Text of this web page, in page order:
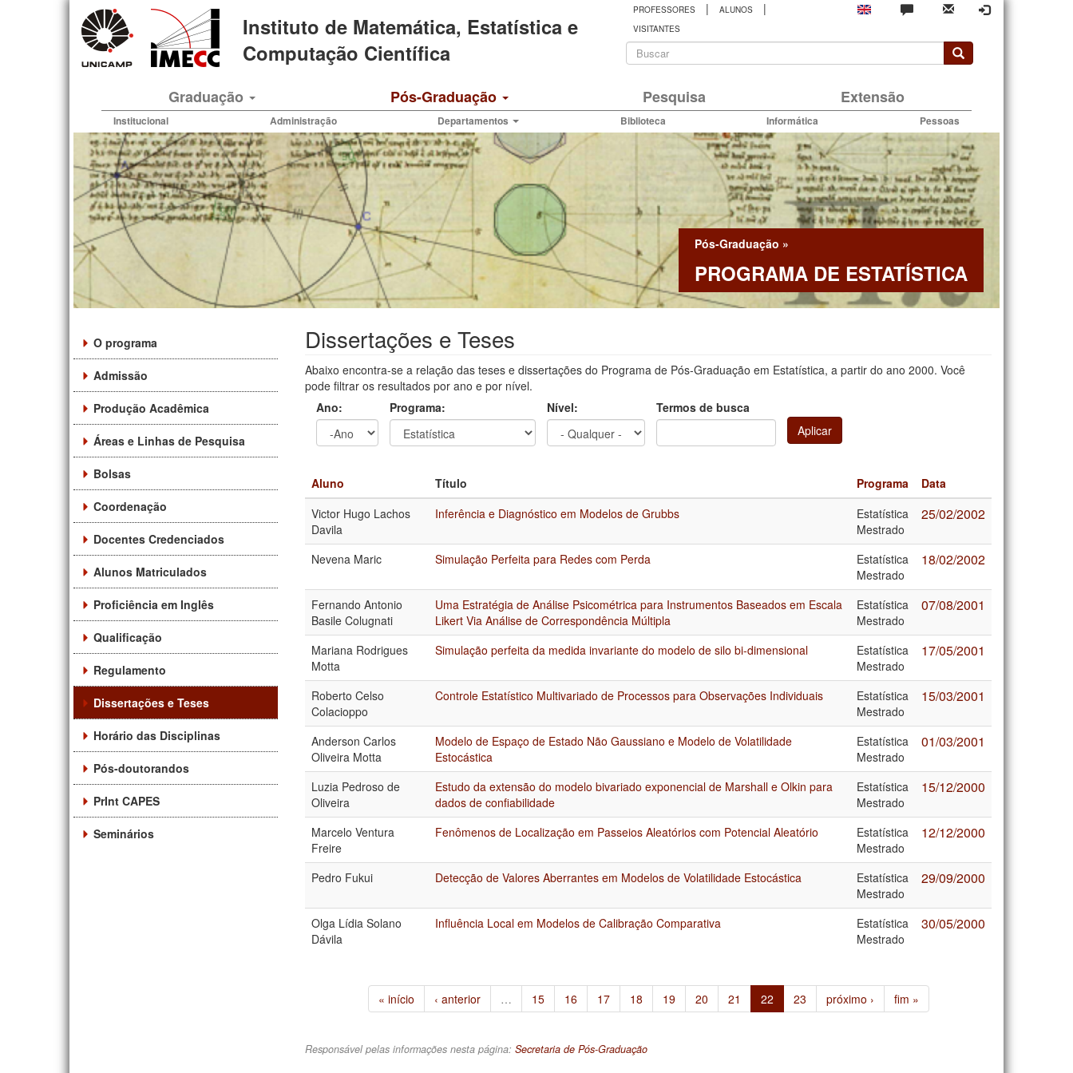
Instituto de Matemática, Estatística e
Computação Científica
PROFESSORES | ALUNOS |
VISITANTES
Formulário
busca
Graduação Pós-Graduação Pesquisa Extensão
Institucional Administração Departamentos Biblioteca Informática Pessoas
Pós-Graduação »
PROGRAMA DE ESTATÍSTICA
O programa
Admissão
Produção Acadêmica
Áreas e Linhas de Pesquisa
Bolsas
Coordenação
Docentes Credenciados
Alunos Matriculados
Proficiência em Inglês
Qualificação
Regulamento
Dissertações e Teses
Horário das Disciplinas
Pós-doutorandos
PrInt CAPES
Seminários
Dissertações e Teses
Abaixo encontra-se a relação das teses e dissertações do Programa de Pós-Graduação em Estatística, a partir do ano 2000. Você
pode filtrar os resultados por ano e por nível.
Ano:
Programa: Nível:
Termos de busca
Aplicar
Aluno Título Programa
Data
Victor Hugo Lachos
Davila
Inferência e Diagnóstico em Modelos de Grubbs
Estatística
Mestrado
25/02/2002
Nevena Maric Simulação Perfeita para Redes com Perda
Estatística
Mestrado
18/02/2002
Fernando Antonio
Basile Colugnati
Uma Estratégia de Análise Psicométrica para Instrumentos Baseados em Escala
Likert Via Análise de Correspondência Múltipla
Estatística
Mestrado
07/08/2001
Mariana Rodrigues
Motta
Simulação perfeita da medida invariante do modelo de silo bi-dimensional
Estatística
Mestrado
17/05/2001
Roberto Celso
Colacioppo
Controle Estatístico Multivariado de Processos para Observações Individuais
Estatística
Mestrado
15/03/2001
Anderson Carlos
Oliveira Motta
Modelo de Espaço de Estado Não Gaussiano e Modelo de Volatilidade
Estocástica
Estatística
Mestrado
01/03/2001
Luzia Pedroso de
Oliveira
Estudo da extensão do modelo bivariado exponencial de Marshall e Olkin para
dados de confiabilidade
Estatística
Mestrado
15/12/2000
Marcelo Ventura
Freire
Fenômenos de Localização em Passeios Aleatórios com Potencial Aleatório
Estatística
Mestrado
12/12/2000
Pedro Fukui Detecção de Valores Aberrantes em Modelos de Volatilidade Estocástica
Estatística
Mestrado
29/09/2000
Olga Lídia Solano
Dávila
Influência Local em Modelos de Calibração Comparativa
Estatística
Mestrado
30/05/2000
« início ‹ anterior … 15 16 17 18 19 20 21 22 23 próximo › fim »
Responsável pelas informações nesta página: Secretaria de Pós-Graduação